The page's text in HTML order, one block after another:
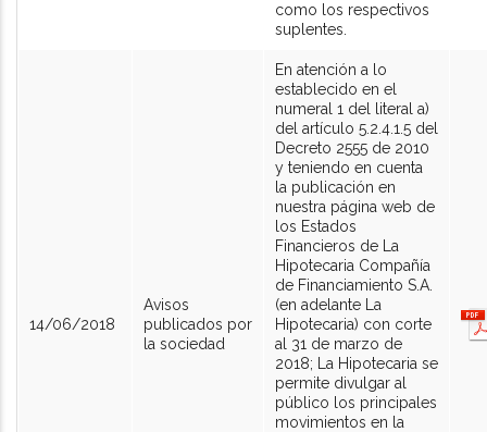
como los respectivos
suplentes.
14/06/2018
Avisos
publicados por
la sociedad
En atención a lo
establecido en el
numeral 1 del literal a)
del artículo 5.2.4.1.5 del
Decreto 2555 de 2010
y teniendo en cuenta
la publicación en
nuestra página web de
los Estados
Financieros de La
Hipotecaria Compañía
de Financiamiento S.A.
(en adelante La
Hipotecaria) con corte
al 31 de marzo de
2018; La Hipotecaria se
permite divulgar al
público los principales
movimientos en la